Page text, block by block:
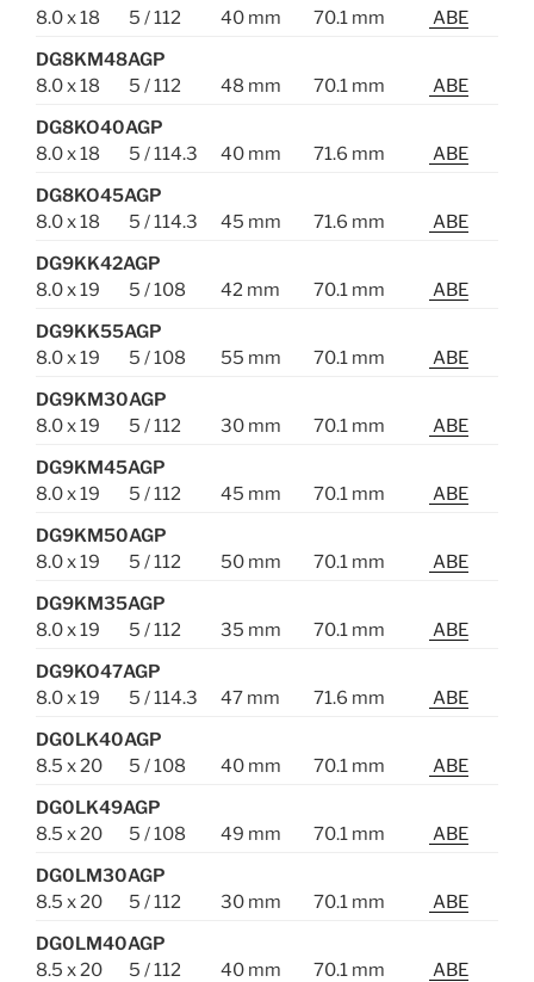
8.0 x 18
5 / 112 40 mm 70.1 mm
ABE
DG8KM48AGP
8.0 x 18
5 / 112 48 mm 70.1 mm
ABE
DG8KO40AGP
8.0 x 18
5 / 114.3 40 mm 71.6 mm
ABE
DG8KO45AGP
8.0 x 18
5 / 114.3 45 mm 71.6 mm
ABE
DG9KK42AGP
8.0 x 19
5 / 108 42 mm 70.1 mm
ABE
DG9KK55AGP
8.0 x 19
5 / 108 55 mm 70.1 mm
ABE
DG9KM30AGP
8.0 x 19
5 / 112 30 mm 70.1 mm
ABE
DG9KM45AGP
8.0 x 19
5 / 112 45 mm 70.1 mm
ABE
DG9KM50AGP
8.0 x 19
5 / 112 50 mm 70.1 mm
ABE
DG9KM35AGP
8.0 x 19
5 / 112 35 mm 70.1 mm
ABE
DG9KO47AGP
8.0 x 19
5 / 114.3 47 mm 71.6 mm
ABE
DG0LK40AGP
8.5 x 20
5 / 108 40 mm 70.1 mm
ABE
DG0LK49AGP
8.5 x 20
5 / 108 49 mm 70.1 mm
ABE
DG0LM30AGP
8.5 x 20
5 / 112 30 mm 70.1 mm
ABE
DG0LM40AGP
8.5 x 20
5 / 112 40 mm 70.1 mm
ABE